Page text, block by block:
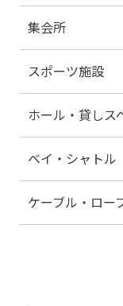
集会所
スポーツ施設
ホール・貸しス
ベイ・シャトル
ケーブル・ロー